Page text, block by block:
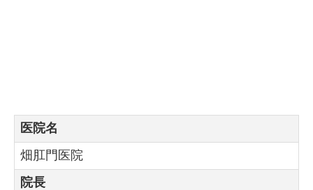
医院名
畑肛門医院
院長